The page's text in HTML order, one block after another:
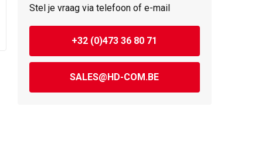
Stel je vraag via telefoon of e-mail
+32 (0)473 36 80 71
SALES@HD-COM.BE